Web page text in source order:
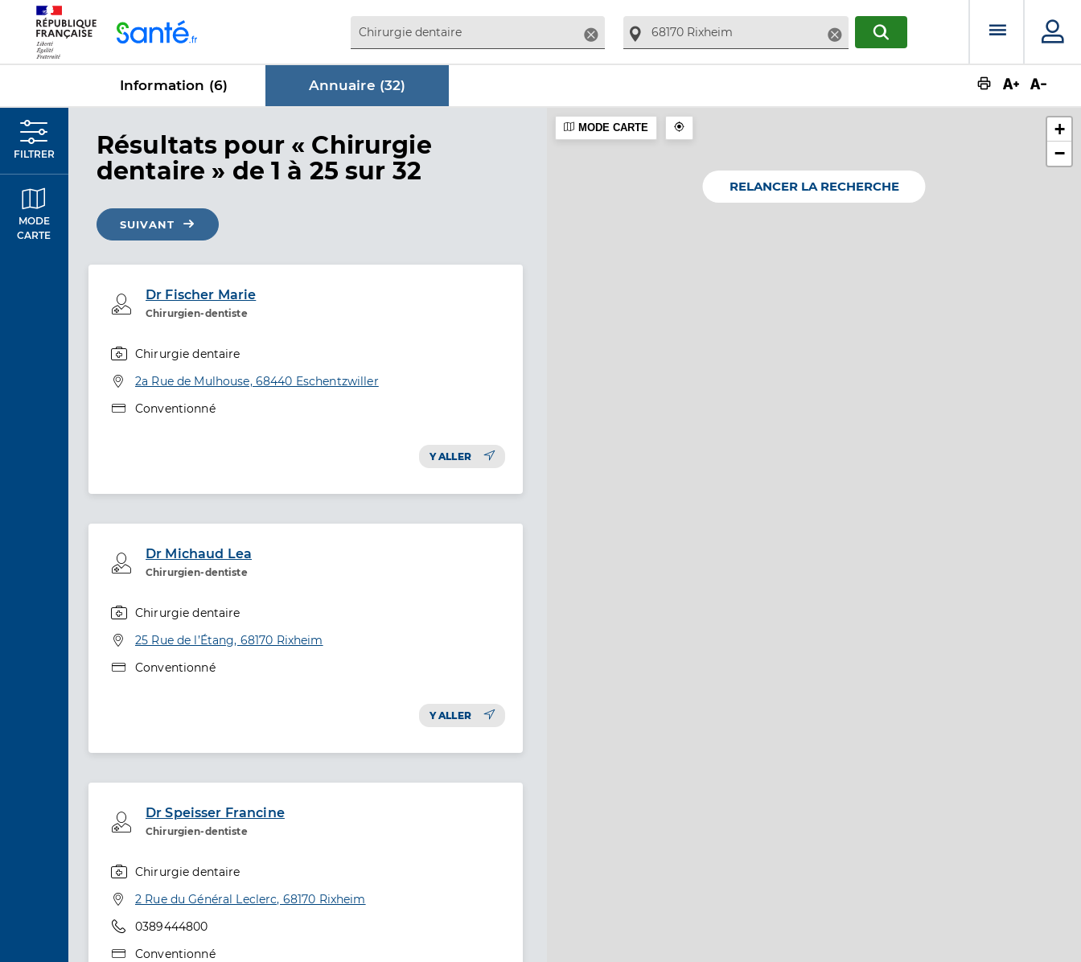
Supprimer SupprimerRECHERCHERMenu
Information (6) Annuaire (32)
FILTRER
MODE
CARTE
Résultats dans Annuaire
pour « Chirurgie
dentaire » de 1 à 25 sur 32
SUIVANT
Dr Fischer Marie
Chirurgien-dentiste
Professionel de santé
Chirurgie dentaire
Adresse
2a Rue de Mulhouse, 68440 Eschentzwiller
Type de convention
Conventionné
Y ALLER
Dr Michaud Lea
Chirurgien-dentiste
Professionel de santé
Chirurgie dentaire
Adresse
25 Rue de l’Étang, 68170 Rixheim
Type de convention
Conventionné
Y ALLER
Dr Speisser Francine
Chirurgien-dentiste
Professionel de santé
Chirurgie dentaire
Adresse
2 Rue du Général Leclerc, 68170 Rixheim
Téléphone
0389444800
Type de convention
Conventionné
+
−
MODE CARTE
RELANCER LA RECHERCHE
Panneau de gestion des cookies